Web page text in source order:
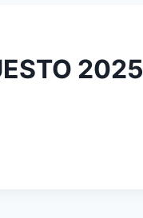
2025